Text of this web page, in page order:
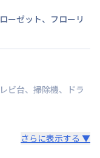
内
ーゼット、 フローリ
ビ台、 掃除機、
ドラ
さらに表示する ▼